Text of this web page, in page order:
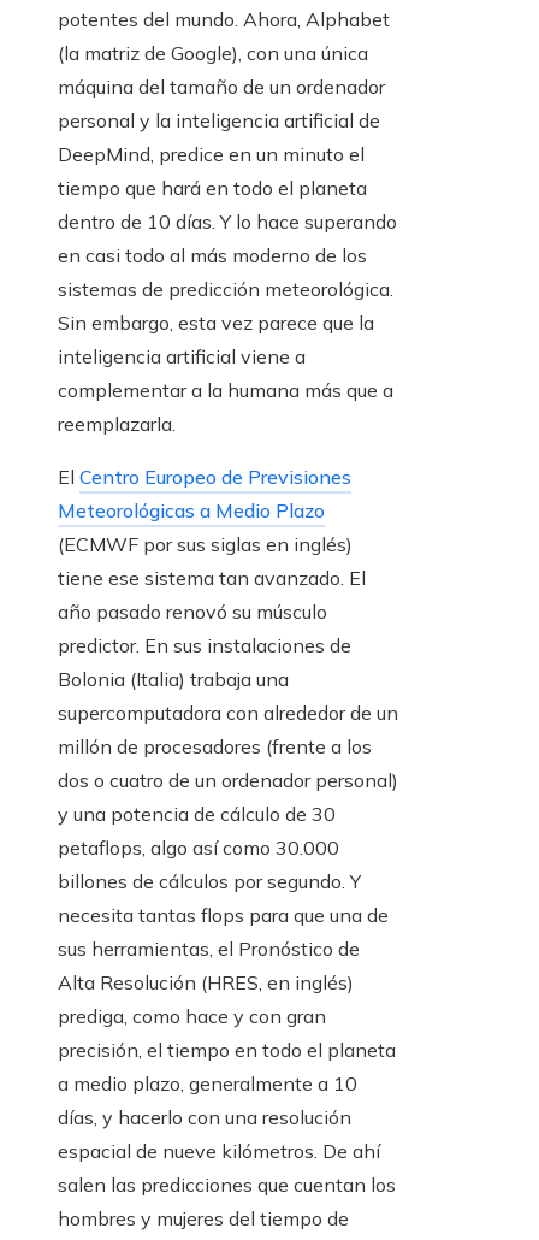
potentes del mundo. Ahora, Alphabet
(la matriz de Google), con una única
máquina del tamaño de un ordenador
personal y la inteligencia artificial de
DeepMind, predice en un minuto el
tiempo que hará en todo el planeta
dentro de 10 días. Y lo hace superando
en casi todo al más moderno de los
sistemas de predicción meteorológica.
Sin embargo, esta vez parece que la
inteligencia artificial viene a
complementar a la humana más que a
reemplazarla.
El Centro Europeo de Previsiones
Meteorológicas a Medio Plazo
(ECMWF por sus siglas en inglés)
tiene ese sistema tan avanzado. El
año pasado renovó su músculo
predictor. En sus instalaciones de
Bolonia (Italia) trabaja una
supercomputadora con alrededor de un
millón de procesadores (frente a los
dos o cuatro de un ordenador personal)
y una potencia de cálculo de 30
petaflops, algo así como 30.000
billones de cálculos por segundo. Y
necesita tantas flops para que una de
sus herramientas, el Pronóstico de
Alta Resolución (HRES, en inglés)
prediga, como hace y con gran
precisión, el tiempo en todo el planeta
a medio plazo, generalmente a 10
días, y hacerlo con una resolución
espacial de nueve kilómetros. De ahí
salen las predicciones que cuentan los
hombres y mujeres del tiempo de